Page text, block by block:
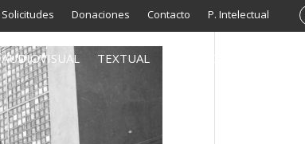
Solicitudes Donaciones Contacto P. Intelectual
AUDIOVISUAL TEXTUAL ARCHIVO